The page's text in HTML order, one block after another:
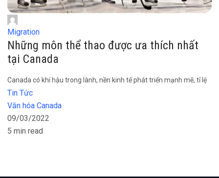
Migration
Những môn thể thao được ưa thích nhất
tại Canada
Canada có khí hậu trong lành, nền kinh tế phát triển mạnh mẽ, tỉ lệ
Tin Tức
Văn hóa Canada
09/03/2022
5 min read